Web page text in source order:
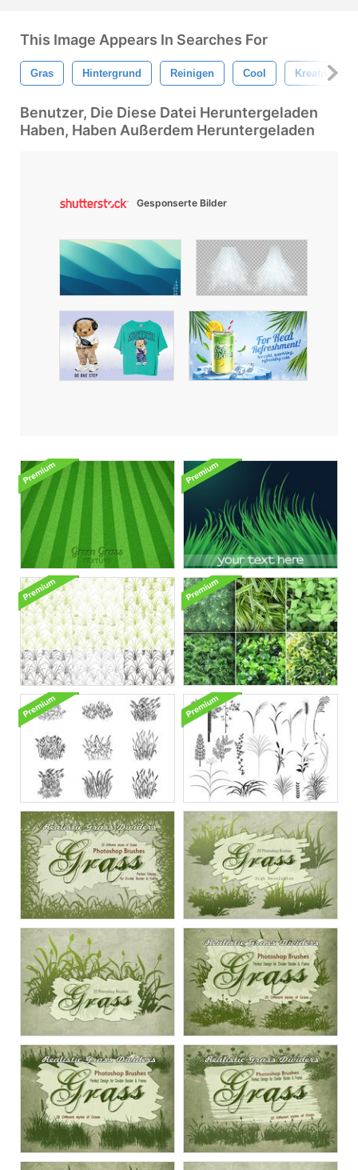
This Image Appears In Searches For
Gras Hintergrund Reinigen Cool Kreativ
Benutzer, Die Diese Datei Heruntergeladen
Haben, Haben Außerdem Heruntergeladen
Gesponserte Bilder